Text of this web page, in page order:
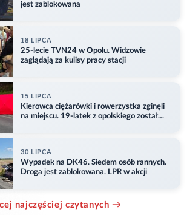
jest zablokowana
18 LIPCA
25-lecie TVN24 w Opolu. Widzowie
zaglądają za kulisy pracy stacji
15 LIPCA
Kierowca ciężarówki i rowerzystka zginęli
na miejscu. 19-latek z opolskiego został
30 LIPCA
Wypadek na DK46. Siedem osób rannych.
Droga jest zablokowana. LPR w akcji
najczęściej czytanych →